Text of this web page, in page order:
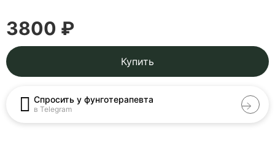
3800 ₽
Купить
Спросить у фунготерапевта
в Telegram